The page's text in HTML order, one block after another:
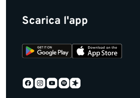
Scarica l'app